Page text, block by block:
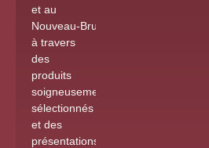
et au
Nouveau-Brunswick
à travers
des
produits
soigneusement
sélectionnés
et des
présentations